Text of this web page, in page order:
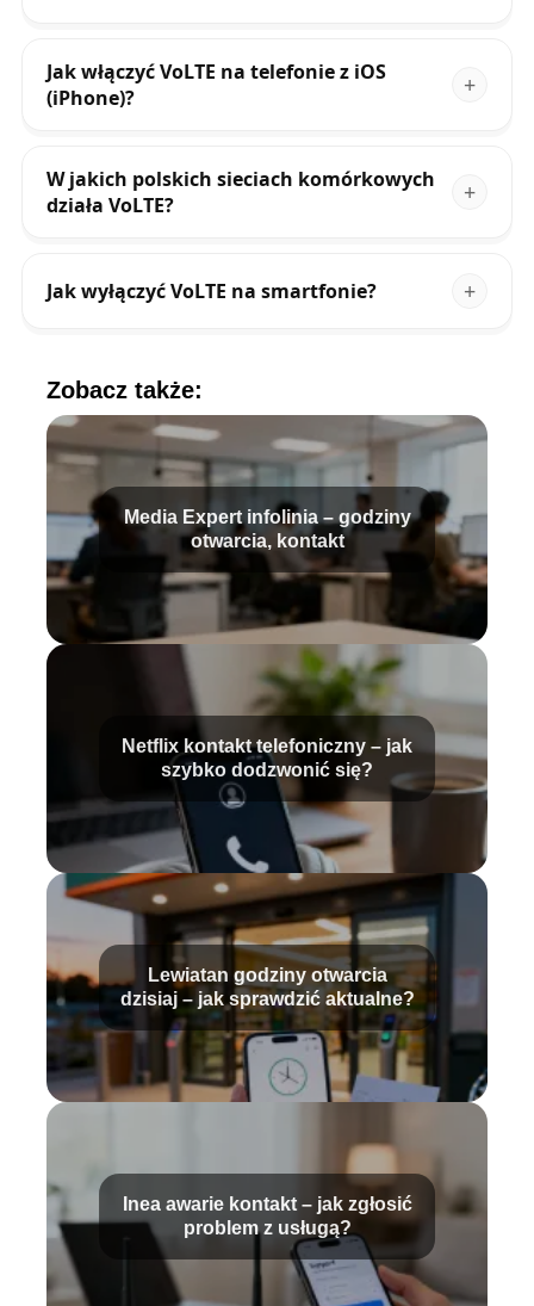
Jak włączyć VoLTE na telefonie z iOS
(iPhone)?
W jakich polskich sieciach komórkowych
działa VoLTE?
Jak wyłączyć VoLTE na smartfonie?
Zobacz także:
Media Expert infolinia – godziny
otwarcia, kontakt
Netflix kontakt telefoniczny – jak
szybko dodzwonić się?
Lewiatan godziny otwarcia
dzisiaj – jak sprawdzić aktualne?
Inea awarie kontakt – jak zgłosić
problem z usługą?